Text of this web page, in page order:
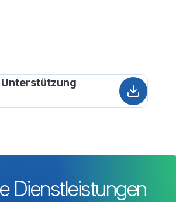
Dienstleistungen